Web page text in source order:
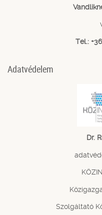
Tel.:
Adatvédelem
Dr.
Szolgáltató